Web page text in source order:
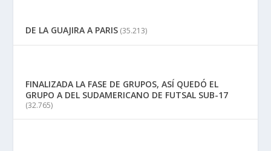
DE LA GUAJIRA A PARIS (35.213)
FINALIZADA LA FASE DE GRUPOS, ASÍ QUEDÓ EL
GRUPO A DEL SUDAMERICANO DE FUTSAL SUB-17
(32.765)